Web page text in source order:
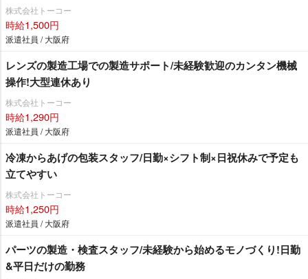
株式会社トーコー
時給1,500円
派遣社員 / 大阪府
レンズの製造工場での製造サポート/未経験歓迎のカンタン機械
操作!大型連休あり
株式会社トーコー
時給1,290円
派遣社員 / 大阪府
冷凍からあげの包装スタッフ/日勤×シフト制×日祝休みで予定も
立てやすい
株式会社トーコー
時給1,250円
派遣社員 / 大阪府
パーツの製造・検査スタッフ/未経験から始めるモノづくり!日勤
&平日だけの勤務